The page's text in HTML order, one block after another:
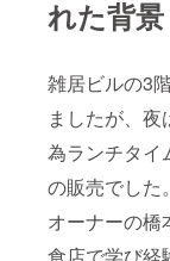
れた背景
雑居ビルの3
ましたが、
為ランチタイ
の販売でした
オーナーの橋